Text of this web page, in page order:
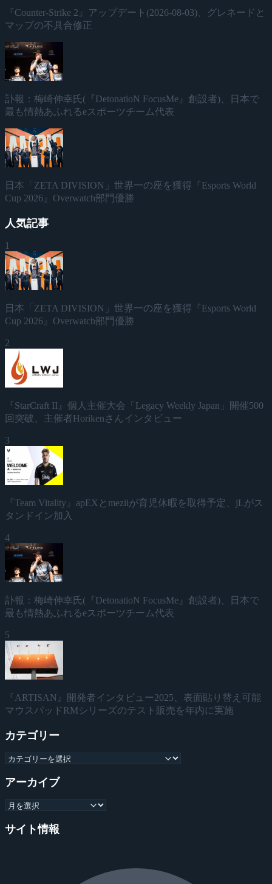
『Counter-Strike 2』アップデート(2026-08-03)、グレネードと
マップの不具合修正
訃報：梅崎伸幸氏(『DetonatioN FocusMe』創設者)、日本で
最も情熱あふれるeスポーツチーム代表
日本「ZETA DIVISION」世界一の座を獲得『Esports World
Cup 2026』Overwatch部門優勝
人気記事
1
日本「ZETA DIVISION」世界一の座を獲得『Esports World
Cup 2026』Overwatch部門優勝
2
『StarCraft II』個人主催大会「Legacy Weekly Japan」開催500
回突破、主催者Horikenさんインタビュー
3
『Team Vitality』apEXとmeziiが育児休暇を取得予定、jLがス
タンドイン加入
4
訃報：梅崎伸幸氏(『DetonatioN FocusMe』創設者)、日本で
最も情熱あふれるeスポーツチーム代表
5
『ARTISAN』開発者インタビュー2025、表面貼り替え可能
マウスパッドRMシリーズのテスト販売を年内に実施
カテゴリー
アーカイブ
サイト情報